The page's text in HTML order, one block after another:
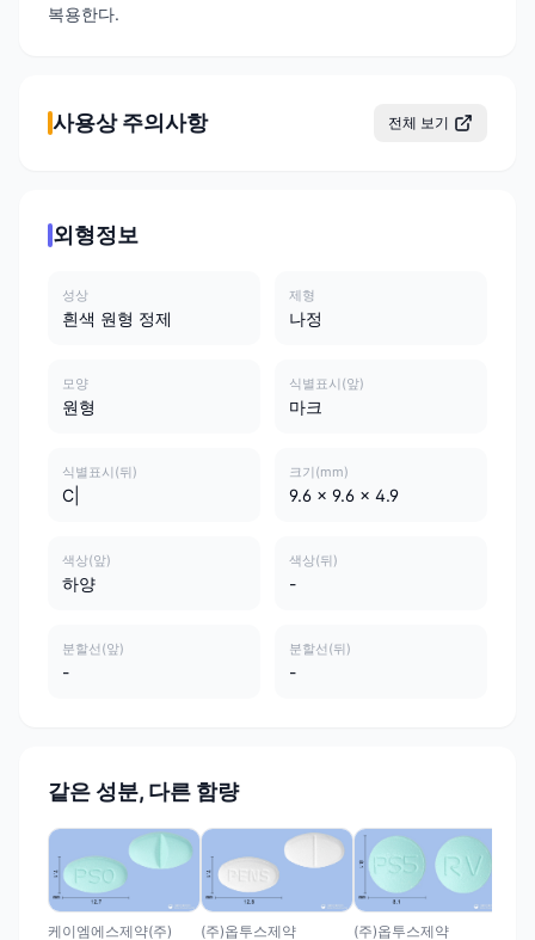
복용한다.
사용상 주의사항 전체 보기
외형정보
성상
흰색 원형 정제
제형
나정
모양
원형
식별표시(앞)
마크
식별표시(뒤)
C|
크기(mm)
9.6 x 9.6 x 4.9
색상(앞)
하양
색상(뒤)
-
분할선(앞)
-
분할선(뒤)
-
같은 성분, 다른 함량
케이엠에스제약(주) (주)옵투스제약 (주)옵투스제약